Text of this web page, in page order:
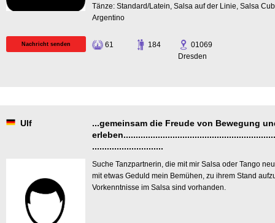
Tänze: Standard/Latein, Salsa auf der Linie, Salsa
Argentino
Nachricht senden 61 184
01069
Dresden
Ulf
...gemeinsam die Freude von Bewegung
.............................
Suche Tanzpartnerin, die mit mir Salsa oder Tango
mit etwas Geduld mein Bemühen, zu ihrem Stand
Vorkenntnisse im Salsa sind vorhanden.